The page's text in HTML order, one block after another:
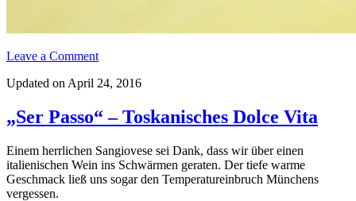
Leave a Comment
Updated on April 24, 2016
„Ser Passo“ – Toskanisches Dolce Vita
Einem herrlichen Sangiovese sei Dank, dass wir über einen
italienischen Wein ins Schwärmen geraten. Der tiefe warme
Geschmack ließ uns sogar den Temperatureinbruch Münchens
vergessen.